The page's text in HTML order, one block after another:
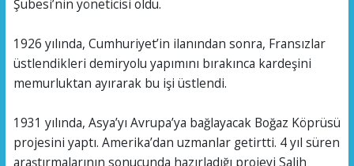
Şubesi’nin yöneticisi oldu.
1926 yılında, Cumhuriyet’in ilanından sonra, Fransızlar
üstlendikleri demiryolu yapımını bırakınca kardeşini
memurluktan ayırarak bu işi üstlendi.
1931 yılında, Asya’yı Avrupa’ya bağlayacak Boğaz Köprüsü
projesini yaptı. Amerika’dan uzmanlar getirtti. 4 yıl süren
araştırmalarının sonucunda hazırladığı projeyi Salih